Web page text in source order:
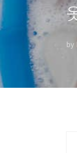
by